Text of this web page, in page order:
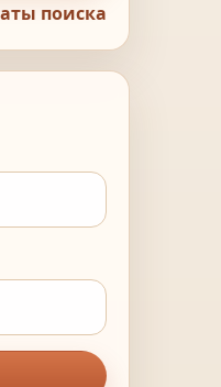
поиска